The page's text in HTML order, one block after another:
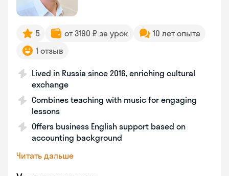
5 от 3190 ₽ за урок
10 лет опыта
1 отзыв
Lived in Russia since 2016, enriching cultural
exchange
Combines teaching with music for engaging
lessons
Offers business English support based on
accounting background
Читать дальше